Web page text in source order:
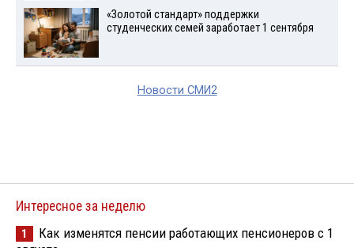
«Золотой стандарт» поддержки
студенческих семей заработает 1 сентября
Новости СМИ2
Интересное за неделю
1
Как изменятся пенсии работающих пенсионеров с 1